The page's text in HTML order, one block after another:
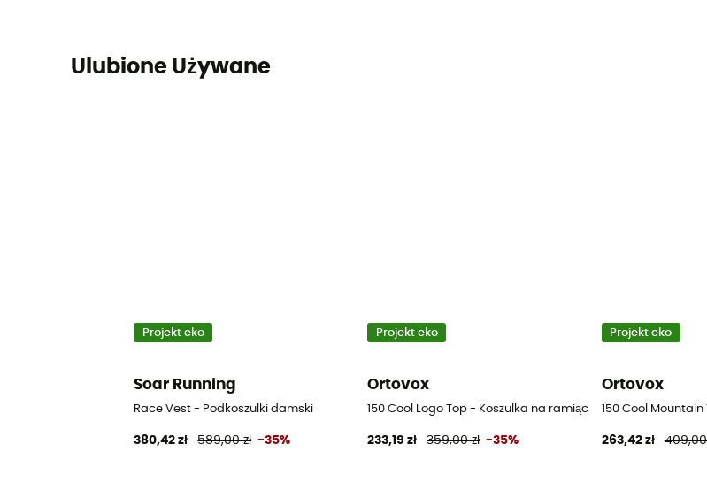
Ulubione Używane
Projekt eko
Soar Running
Race Vest - Podkoszulki damski
380,42 zł 589,00 zł -35%
Projekt eko
Ortovox
150 Cool Logo Top - Koszulka na ramiączkach z wełny
233,19 zł 359,00 zł -35%
Projekt eko
Ortovox
150 Cool
263,42 zł 409,00